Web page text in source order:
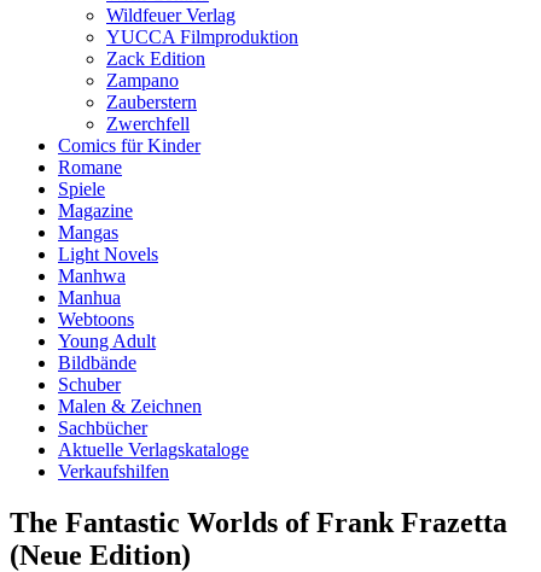
Wildfeuer Verlag
YUCCA Filmproduktion
Zack Edition
Zampano
Zauberstern
Zwerchfell
Comics für Kinder
Romane
Spiele
Magazine
Mangas
Light Novels
Manhwa
Manhua
Webtoons
Young Adult
Bildbände
Schuber
Malen & Zeichnen
Sachbücher
Aktuelle Verlagskataloge
Verkaufshilfen
The Fantastic Worlds of Frank Frazetta
(Neue Edition)